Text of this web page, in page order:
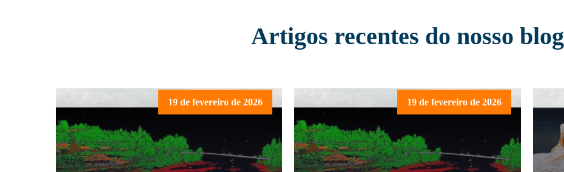
Artigos recentes do nosso blog
19 de fevereiro de 2026 19 de fevereiro de 2026